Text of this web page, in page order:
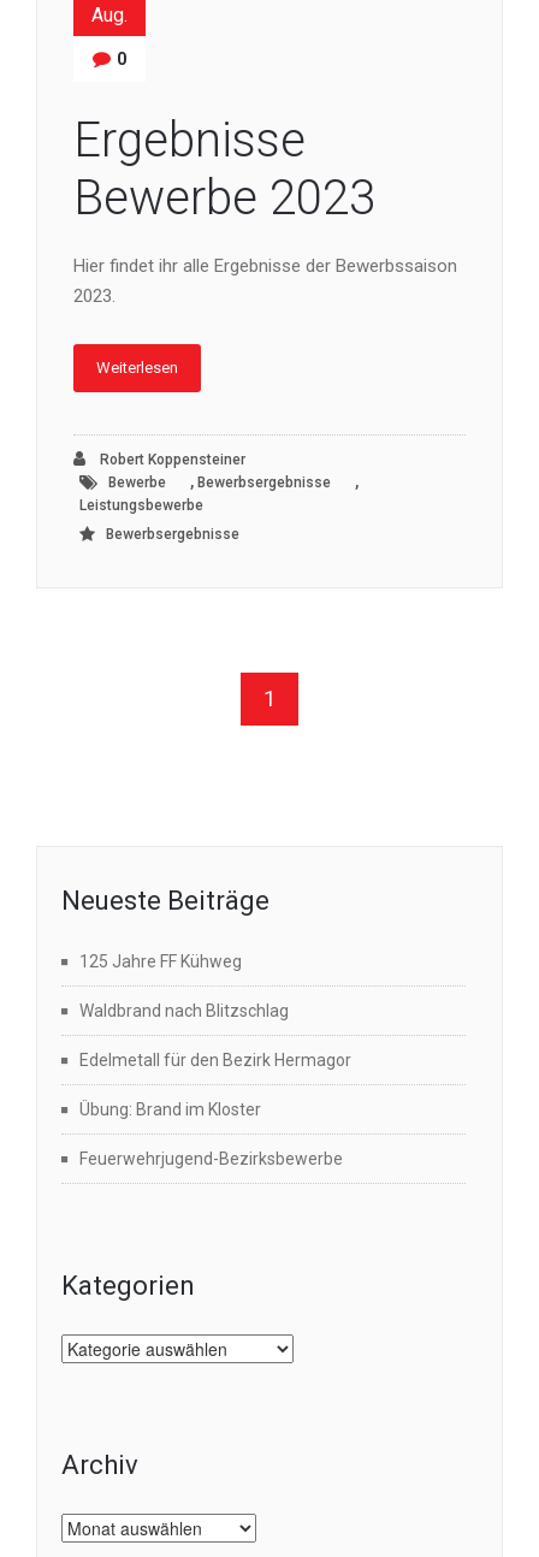
Aug.
0
Ergebnisse
Bewerbe 2023
Hier findet ihr alle Ergebnisse der Bewerbssaison
2023.
Weiterlesen
Robert Koppensteiner
Bewerbe
, Bewerbsergebnisse ,
Leistungsbewerbe
Bewerbsergebnisse
1
Neueste Beiträge
125 Jahre FF Kühweg
Waldbrand nach Blitzschlag
Edelmetall für den Bezirk Hermagor
Übung: Brand im Kloster
Feuerwehrjugend-Bezirksbewerbe
Kategorien
Kategorien
Archiv
Archiv